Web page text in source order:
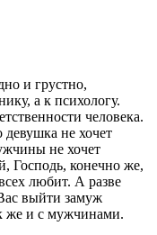
и грустно,
а к психологу.
человека.
девушка не хочет
не хочет
Господь, конечно же,
любит. А разве
выйти замуж
же и с мужчинами.